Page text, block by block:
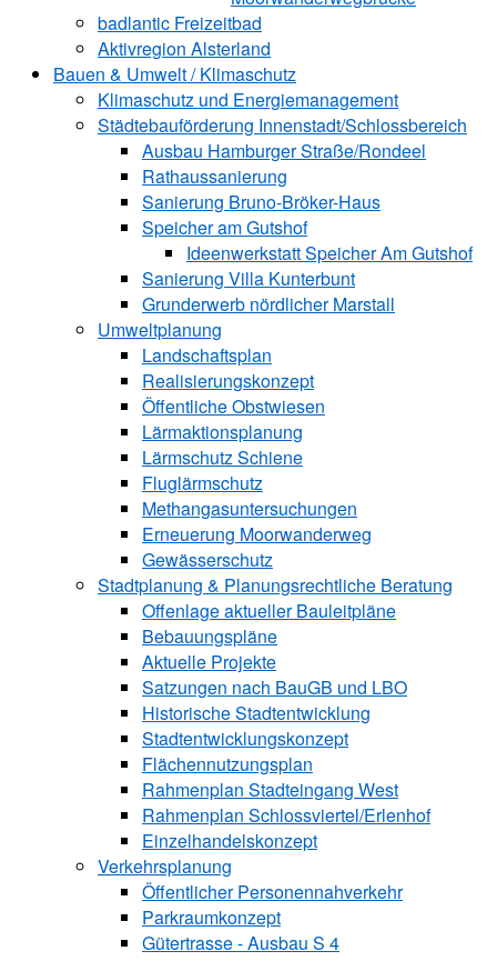
badlantic Freizeitbad
Aktivregion Alsterland
Bauen & Umwelt / Klimaschutz
­Klimaschutz und ­­Energiemanagement
Städtebauförderung Innenstadt/Schlossbereich
Ausbau Hamburger Straße/Rondeel
Rathaussanierung
Sanierung Bruno-Bröker-Haus
Speicher am Gutshof
Ideenwerkstatt Speicher Am Gutshof
Sanierung Villa Kunterbunt
Grunderwerb nördlicher Marstall
Umweltplanung
Landschaftsplan
Realisierungskonzept
Öffentliche Obstwiesen
Lärmaktionsplanung
Lärmschutz Schiene
Fluglärmschutz
Methangasuntersuchungen
Erneuerung Moorwanderweg
Gewässerschutz
Stadtplanung & Planungsrechtliche Beratung
Offenlage aktueller Bauleitpläne
Bebauungspläne
Aktuelle Projekte
Satzungen ­nach BauGB und LBO
Historische Stadtentwicklung
Stadtentwicklungskonzept
Flächennutzungsplan
Rahmenplan Stadteingang West
Rahmenplan Schlossviertel/Erlenhof
Einzelhandelskonzept
Verkehrsplanung
Öffentlicher Personennahverkehr
Parkraumkonzept
Gütertrasse - Ausbau S 4